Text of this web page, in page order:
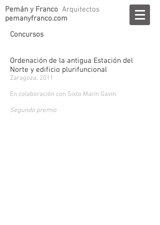
Pemán y Franco Arquitectos
pemanyfranco.com
Concursos
Ordenación de la antigua Estación del
Norte y edificio plurifuncional
Zaragoza. 2011
En colaboración con Sixto Marín Gavín.
Segundo premio